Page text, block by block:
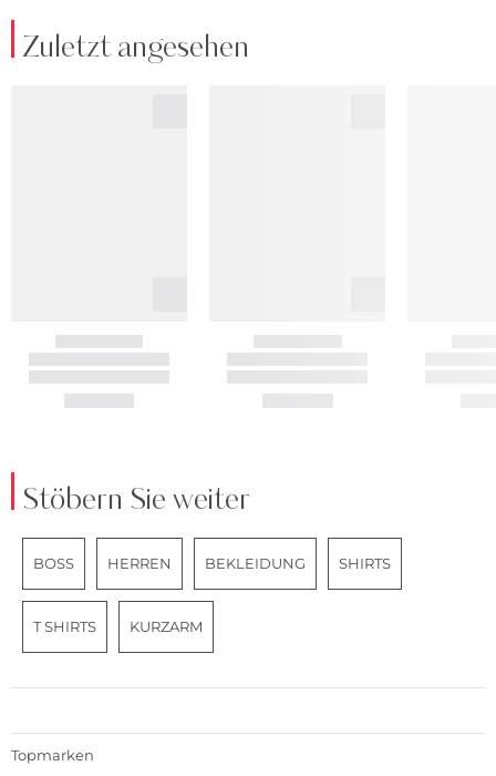
Zuletzt angesehen
Stöbern Sie weiter
BOSS HERREN BEKLEIDUNG SHIRTS
T SHIRTS KURZARM
Topmarken